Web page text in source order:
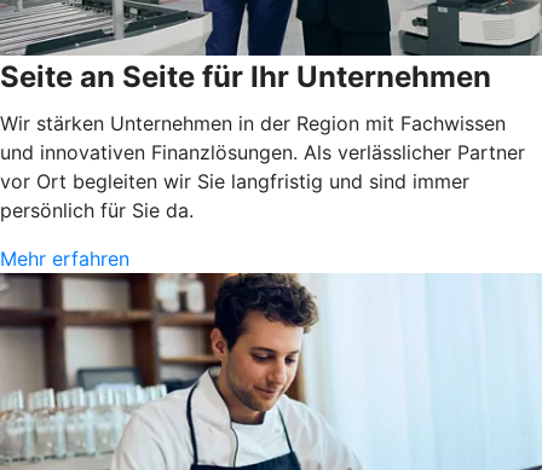
Seite an Seite für Ihr Unternehmen
Wir stärken Unternehmen in der Region mit Fachwissen
und innovativen Finanzlösungen. Als verlässlicher Partner
vor Ort begleiten wir Sie langfristig und sind immer
persönlich für Sie da.
Mehr erfahren